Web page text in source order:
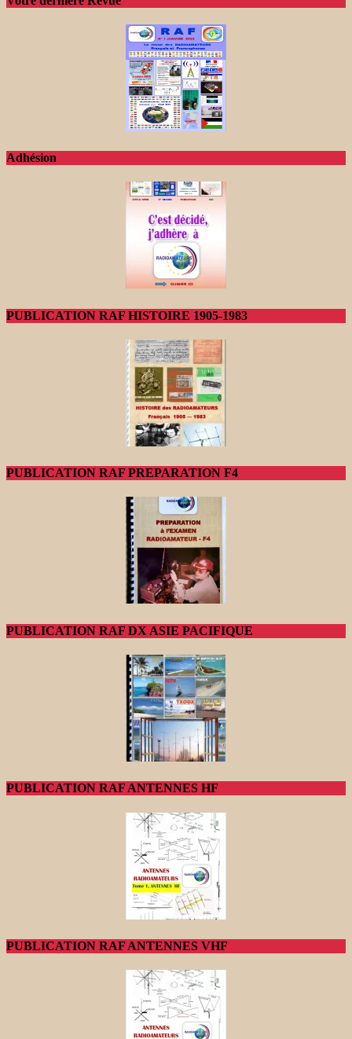
Adhésion
PUBLICATION RAF HISTOIRE 1905-1983
PUBLICATION RAF PREPARATION F4
PUBLICATION RAF DX ASIE PACIFIQUE
PUBLICATION RAF ANTENNES HF
PUBLICATION RAF ANTENNES VHF